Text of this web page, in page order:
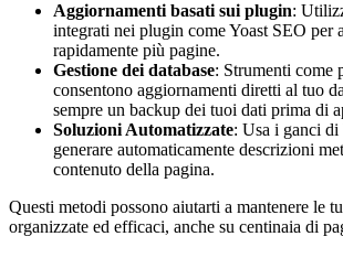
Aggiornamenti basati sui plugin:
integrati nei plugin come Yoast SEO per
rapidamente più pagine.
Gestione dei database: Strumenti come
consentono aggiornamenti diretti al tuo
sempre un backup dei tuoi dati prima di
Soluzioni Automatizzate: Usa i ganci di
generare automaticamente descrizioni
contenuto della pagina.
Questi metodi possono aiutarti a mantenere le
organizzate ed efficaci, anche su centinaia di